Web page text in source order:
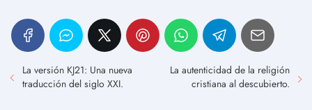
La versión KJ21: Una nueva
traducción del siglo XXI.
La autenticidad de la religión
cristiana al descubierto.